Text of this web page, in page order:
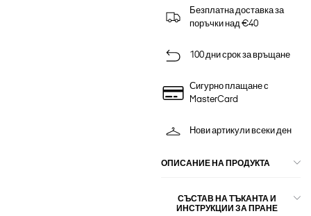
Безплатна доставка за
поръчки над €40
100 дни срок за връщане
Сигурно плащане с
MasterCard
Нови артикули всеки ден
ОПИСАНИЕ НА ПРОДУКТА
СЪСТАВ НА ТЪКАНТА И
ИНСТРУКЦИИ ЗА ПРАНЕ